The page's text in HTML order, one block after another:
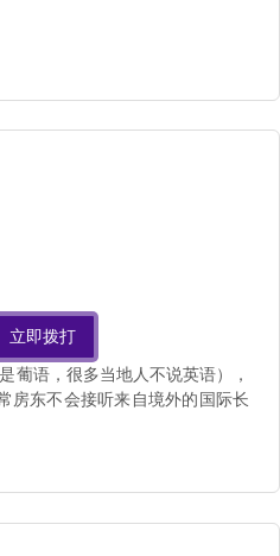
立即拨打
葡语，很多当地人不说英语），
房东不会接听来自境外的国际长